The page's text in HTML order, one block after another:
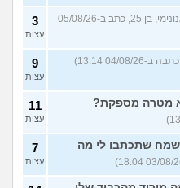
(אנונימי, בן 25, כתב ב-05/08/26
3
עצות
9
עצות
מטרה מספקת? 11
עצות
שתכתבו לי מה
7
עצות